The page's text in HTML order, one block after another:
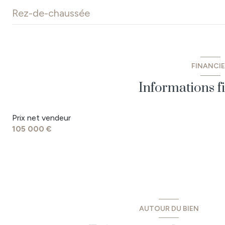
Rez-de-chaussée
chambre 1
Informations
Prix net vendeur
105 000 €
AUTOUR DU BIEN